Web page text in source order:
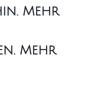
Mehr
Mehr